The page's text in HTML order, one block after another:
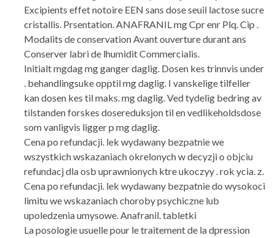
Excipients effet notoire EEN sans dose seuil lactose sucre
cristallis. Prsentation. ANAFRANIL mg Cpr enr Plq. Cip .
Modalits de conservation Avant ouverture durant ans
Conserver labri de lhumidit Commercialis.
Initialt mgdag mg ganger daglig. Dosen kes trinnvis under
. behandlingsuke opptil mg daglig. I vanskelige tilfeller
kan dosen kes til maks. mg daglig. Ved tydelig bedring av
tilstanden forskes dosereduksjon til en vedlikeholdsdose
som vanligvis ligger p mg daglig.
Cena po refundacji. lek wydawany bezpatnie we
wszystkich wskazaniach okrelonych w decyzji o objciu
refundacj dla osb uprawnionych ktre ukoczyy . rok ycia. z.
Cena po refundacji. lek wydawany bezpatnie do wysokoci
limitu we wskazaniach choroby psychiczne lub
upoledzenia umysowe. Anafranil. tabletki
La posologie usuelle pour le traitement de la dpression